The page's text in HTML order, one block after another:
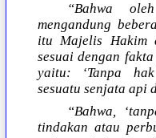
“Bahwa
mengandung
itu Majelis Hakim
sesuai dengan
yaitu: ‘Tanpa
sesuatu senjata api
“Bahwa,
tindakan atau